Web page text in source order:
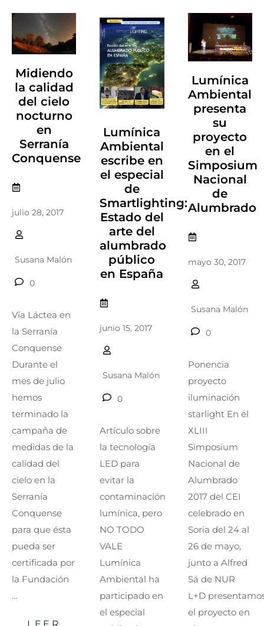
Midiendo
la calidad
del cielo
nocturno
en
Serranía
Conquense
julio 28, 2017
Susana Malón
0
Vía Láctea en
la Serranía
Conquense
Durante el
mes de julio
hemos
terminado la
campaña de
medidas de la
calidad del
cielo en la
Serranía
Conquense
para que ésta
pueda ser
certificada por
la Fundación
...
Lumínica
Ambiental
escribe en
el especial
de
Smartlighting:
Estado del
arte del
alumbrado
público
en España
junio 15, 2017
Susana Malón
0
Artículo sobre
la tecnología
LED para
evitar la
contaminación
lumínica, pero
NO TODO
VALE
Lumínica
Ambiental ha
participado en
el especial
Lumínica
Ambiental
presenta
su
proyecto
en el
Simposium
Nacional
de
Alumbrado
mayo 30, 2017
Susana Malón
0
Ponencia
proyecto
iluminación
starlight En el
XLIII
Simposium
Nacional de
Alumbrado
2017 del CEI
celebrado en
Soria del 24 al
26 de mayo,
junto a Alfred
Sá de NUR
L+D
el proyecto en